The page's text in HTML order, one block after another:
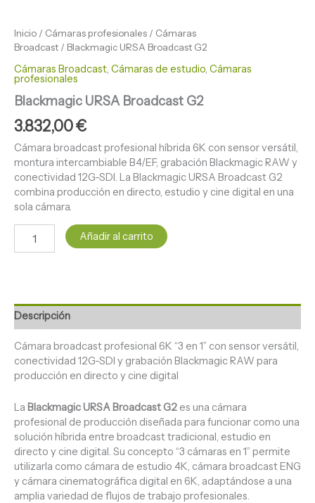
Inicio / Cámaras profesionales / Cámaras
Broadcast / Blackmagic URSA Broadcast G2
Cámaras Broadcast Cámaras de estudio Cámaras
profesionales
Blackmagic URSA Broadcast G2
3.832,00€
Cámara broadcast profesional híbrida 6K con sensor versátil,
montura intercambiable B4/EF, grabación Blackmagic RAW y
conectividad 12G-SDI. La Blackmagic URSA Broadcast G2
combina producción en directo, estudio y cine digital en una
sola cámara.
Añadir al carrito
Descripción
Cámara broadcast profesional 6K “3 en 1” con sensor versátil,
conectividad 12G-SDI y grabación Blackmagic RAW para
producción en directo y cine digital
La Blackmagic URSA Broadcast G2 es una cámara
profesional de producción diseñada para funcionar como una
solución híbrida entre broadcast tradicional, estudio en
directo y cine digital. Su concepto “3 cámaras en 1” permite
utilizarla como cámara de estudio 4K, cámara broadcast ENG
y cámara cinematográfica digital en 6K, adaptándose a una
amplia variedad de flujos de trabajo profesionales.